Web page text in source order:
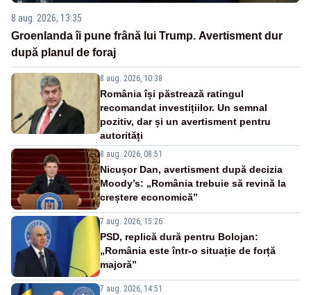
8 aug. 2026, 13:35
Groenlanda îi pune frână lui Trump. Avertisment dur
după planul de foraj
8 aug. 2026, 10:38
România își păstrează ratingul
recomandat investițiilor. Un semnal
pozitiv, dar și un avertisment pentru
autorități
8 aug. 2026, 08:51
Nicușor Dan, avertisment după decizia
Moody’s: „România trebuie să revină la
creștere economică”
7 aug. 2026, 15:26
PSD, replică dură pentru Bolojan:
„România este într-o situație de forță
majoră”
7 aug. 2026, 14:51